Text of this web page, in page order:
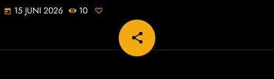
today 15 JUNI 2026 10
share
email